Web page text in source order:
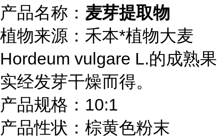
产品名称： 麦芽提取物
植物来源：禾本*植物大麦
Hordeum vulgare L.的成熟果
实经发芽干燥而得。
产品规格：10:1
产品性状：棕黄色粉末